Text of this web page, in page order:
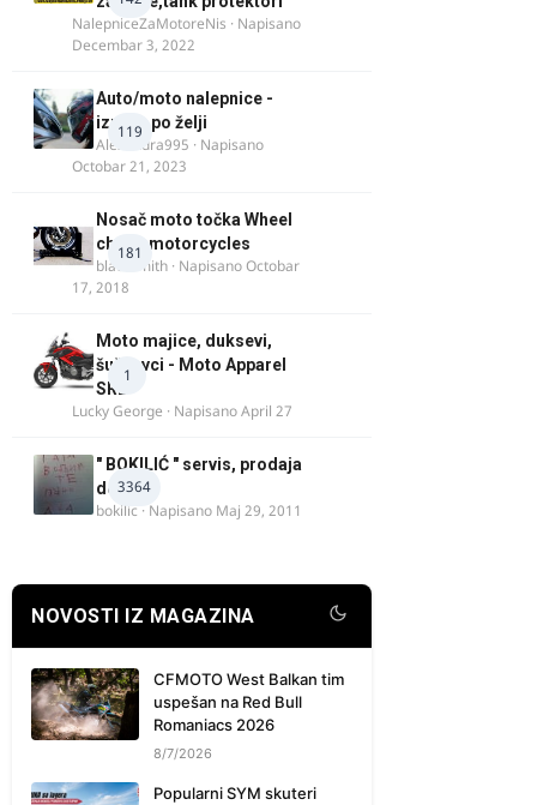
NalepniceZaMotoreNis · Napisano
Decembar 3, 2022
119
Auto/moto nalepnice -
izrada po želji
Alexandra995 · Napisano
Octobar 21, 2023
181
Nosač moto točka Wheel
chock motorcycles
blacksmith · NapisanoOctobar
17, 2018
1
Moto majice, duksevi,
šuškavci - Moto Apparel
SRB
Lucky George · NapisanoApril 27
3364
" BOKILIĆ " servis, prodaja
delova
bokilic · Napisano Maj 29, 2011
NOVOSTI IZ MAGAZINA
CFMOTO West Balkan tim
uspešan na Red Bull
Romaniacs 2026
8/7/2026
Popularni SYM skuteri